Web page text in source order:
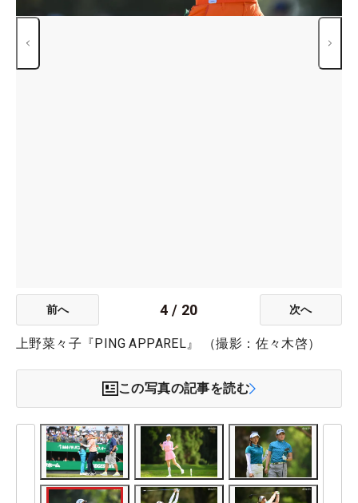
前へ 4 / 20 次へ
上野菜々子『PING APPAREL』 （撮影：佐々木啓）
この写真の記事を読む